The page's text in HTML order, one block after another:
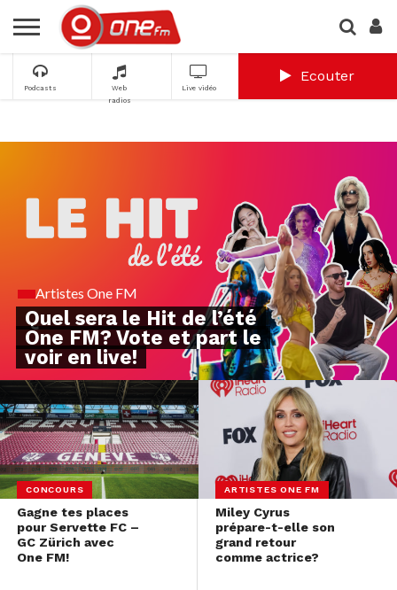
Podcasts
Web
radios
Live vidéo
Ecouter
Artistes One FM
Quel sera le Hit de l’été
One FM? Vote et part le
voir en live!
CONCOURS
Gagne tes places
pour Servette FC –
GC Zürich avec
One FM!
ARTISTES ONE FM
Miley Cyrus
prépare-t-elle son
grand retour
comme actrice?